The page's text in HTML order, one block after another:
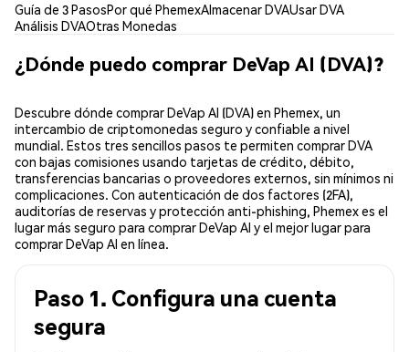
Guía de 3 PasosPor qué PhemexAlmacenar DVAUsar DVA
Análisis DVAOtras Monedas
¿Dónde puedo comprar DeVap AI (DVA)?
Descubre dónde comprar DeVap AI (DVA) en Phemex, un
intercambio de criptomonedas seguro y confiable a nivel
mundial. Estos tres sencillos pasos te permiten comprar DVA
con bajas comisiones usando tarjetas de crédito, débito,
transferencias bancarias o proveedores externos, sin mínimos ni
complicaciones. Con autenticación de dos factores (2FA),
auditorías de reservas y protección anti-phishing, Phemex es el
lugar más seguro para comprar DeVap AI y el mejor lugar para
comprar DeVap AI en línea.
Paso 1. Configura una cuenta
segura